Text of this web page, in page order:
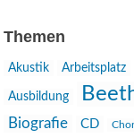
Themen
Akustik Arbeitsplatz
Ausbildung
Biografie CD Chor